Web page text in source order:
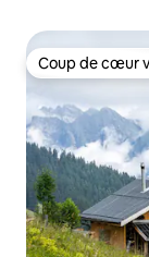
Coup de cœur
Coup de cœur